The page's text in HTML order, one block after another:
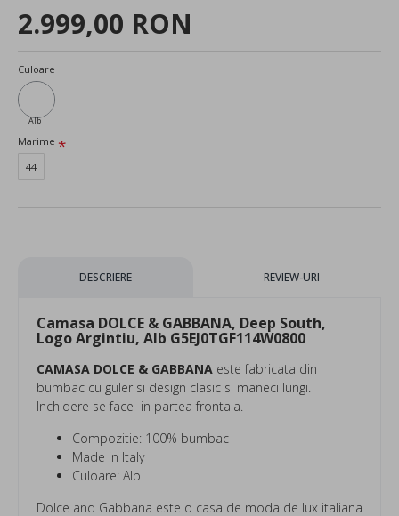
2.999,00 RON
Culoare
Alb
Marime
44
DESCRIERE REVIEW-URI
Camasa DOLCE & GABBANA, Deep South,
Logo Argintiu, Alb G5EJ0TGF114W0800
CAMASA DOLCE & GABBANA este fabricata din
bumbac cu guler si design clasic si maneci lungi.
Inchidere se face in partea frontala.
Compozitie: 100% bumbac
Made in Italy
Culoare: Alb
Dolce and Gabbana este o casa de moda de lux italiana